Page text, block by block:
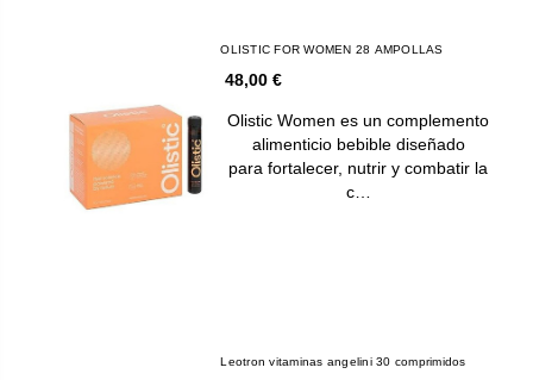
OLISTIC FOR WOMEN 28 AMPOLLAS
48,00 €
Olistic Women es un complemento
alimenticio bebible diseñado
para fortalecer, nutrir y combatir la
c…
Leotron vitaminas angelini 30 comprimidos